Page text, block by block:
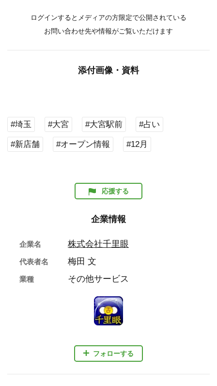
ログインするとメディアの方限定で公開されている
お問い合わせ先や情報がご覧いただけます
添付画像・資料
#埼玉 #大宮 #大宮駅前 #占い
#新店舗 #オープン情報 #12月
応援する
企業情報
フォローする
企業名 株式会社千里眼
代表者名 梅田 文
業種 その他サービス